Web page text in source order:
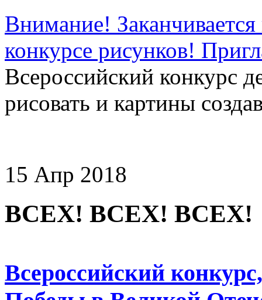
Внимание!
конкурсе рисунков!
Всероссийский конкурс
рисовать и картины
15 Апр 2018
ВСЕХ! ВСЕХ! ВСЕХ!
Всероссийский